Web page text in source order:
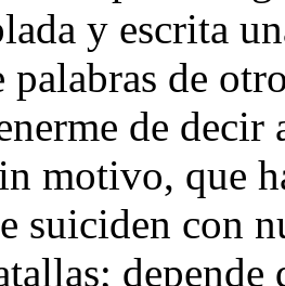
y escrita
de
de
motivo, que
suiciden con